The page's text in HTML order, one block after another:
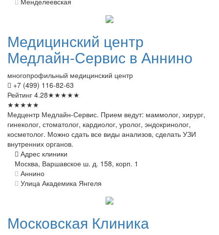
Медицинский центр
Медлайн-Сервис в Аннино
многопрофильный медицинский центр
+7 (499) 116-82-63
Рейтинг 4.28★★★★★
★★★★★
Медцентр Медлайн-Сервис. Прием ведут: маммолог, хирург,
гинеколог, стоматолог, кардиолог, уролог, эндокринолог,
косметолог. Можно сдать все виды анализов, сделать УЗИ
внутренних органов.
Адрес клиники
Москва, Варшавское ш. д. 158, корп. 1
Аннино
Улица Академика Янгеля
Московская Клиника